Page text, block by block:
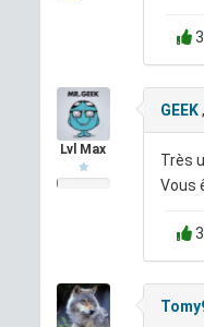
3
Lvl Max
GEEK
Très
Vous
3